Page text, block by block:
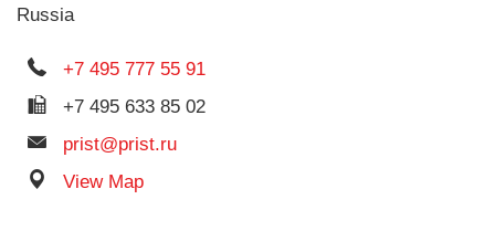
Russia
+7 495 777 55 91
+7 495 633 85 02
prist@prist.ru
View Map